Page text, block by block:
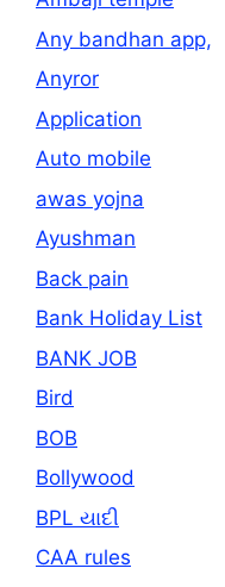
Any bandhan app,
Anyror
Application
Auto mobile
awas yojna
Ayushman
Back pain
Bank Holiday List
BANK JOB
Bird
BOB
Bollywood
BPL યાદી
CAA rules